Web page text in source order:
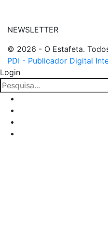
NEWSLETTER
© 2026 - O Estafeta.
PDI - Publicador Digital
Login